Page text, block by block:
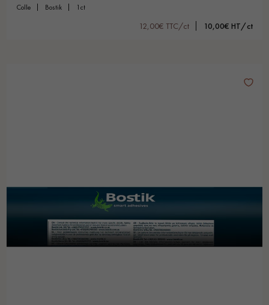
colle bostik 1ct
12,00€ TTC/ct 10,00€ HT/ct